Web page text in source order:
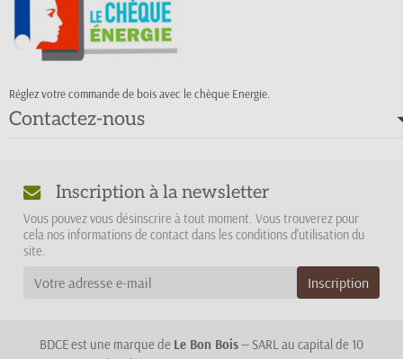
Réglez votre commande de bois avec le chèque Energie.
Contactez-nous
Inscription à la newsletter
Vous pouvez vous désinscrire à tout moment. Vous trouverez pour
cela nos informations de contact dans les conditions d'utilisation du
site.
BDCE est une marque de Le Bon Bois— SARL au capital de 10